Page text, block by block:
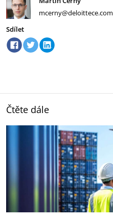
mcerny@deloittece.com
Sdílet
Čtěte dále